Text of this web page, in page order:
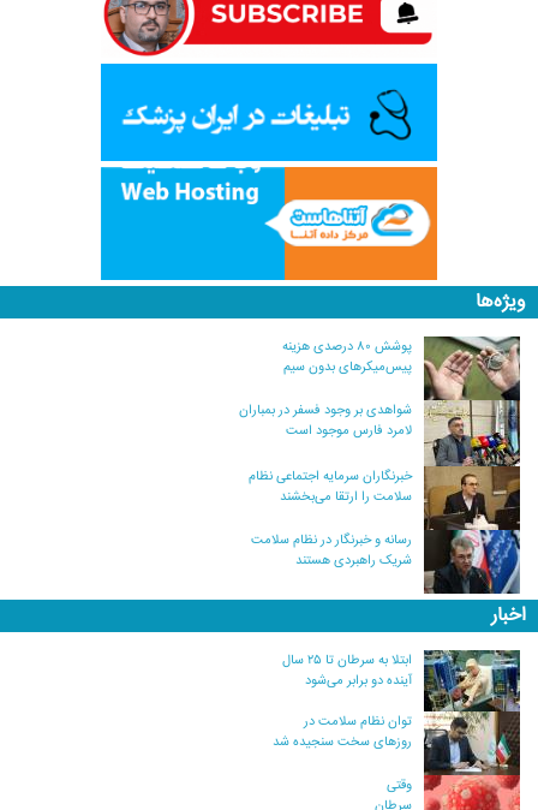
ویژه‌ها
پوشش ۸۰ درصدی هزینه
پیس‌میکرهای بدون سیم
شواهدی بر وجود فسفر در بمباران
لامرد فارس موجود است
خبرنگاران سرمایه اجتماعی نظام
سلامت را ارتقا می‌بخشند
رسانه و خبرنگار در نظام سلامت
شریک راهبردی هستند
اخبار
ابتلا به سرطان تا ۲۵ سال
آینده دو برابر می‌شود
توان نظام سلامت در
روزهای سخت سنجیده شد
وقتی
سرطان